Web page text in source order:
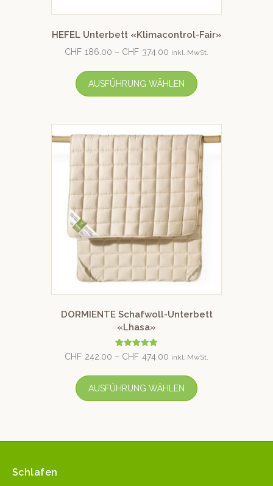
HEFEL Unterbett «Klimacontrol-Fair»
CHF 186.00 – CHF 374.00 inkl. MwSt.
AUSFÜHRUNG WÄHLEN
DORMIENTE Schafwoll-Unterbett
«Lhasa»
Bewertet mit
5.00
CHF 242.00 – CHF 474.00 inkl. MwSt.
AUSFÜHRUNG WÄHLEN
Schlafen